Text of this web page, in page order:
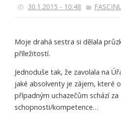
30.1.2015 - 10:48
Moje drahá sestra si dělala
příležitostí.
Jednoduše tak, že zavolala na
jaké absolventy je zájem, které
případným uchazečům schází za
schopnosti/kompetence…